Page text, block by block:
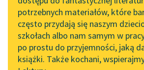
Spotkanie z Katarzyną
Tunkiel w Oslo
102. lata temu zmarł
Joseph Conrad
OAI-
potrzebnych materiałów, które
często przydają się naszym
szkołach albo nam samym w
po prostu do przyjemności, jaką
książki. Także kochani,
Czytaj